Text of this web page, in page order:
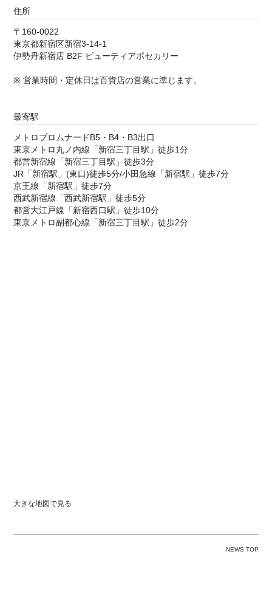
住所
〒160-0022
東京都新宿区新宿3-14-1
伊勢丹新宿店 B2F ビューティアポセカリー
※ 営業時間・定休日は百貨店の営業に準じます。
最寄駅
メトロプロムナードB5・B4・B3出口
東京メトロ丸ノ内線「新宿三丁目駅」徒歩1分
都営新宿線「新宿三丁目駅」徒歩3分
JR「新宿駅」(東口)徒歩5分/小田急線「新宿駅」徒歩7分
京王線「新宿駅」徒歩7分
西武新宿線「西武新宿駅」徒歩5分
都営大江戸線「新宿西口駅」徒歩10分
東京メトロ副都心線「新宿三丁目駅」徒歩2分
大きな地図で見る
NEWS TOP